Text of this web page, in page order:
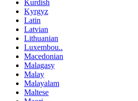
Kurdish
Kyrgyz
Latin
Latvian
Lithuanian
Luxembou..
Macedonian
Malagasy
Malay
Malayalam
Maltese